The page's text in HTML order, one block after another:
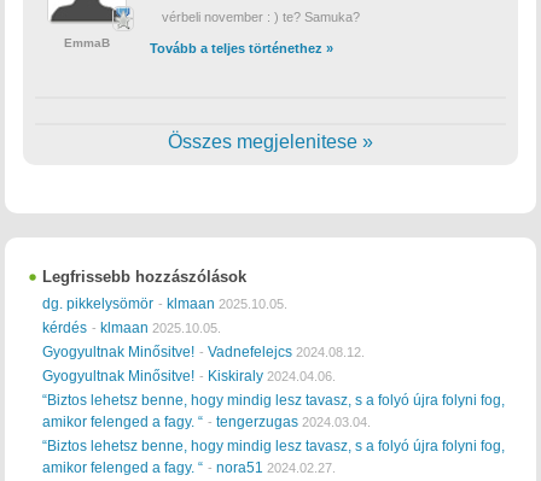
EmmaB
vérbeli november : ) te? Samuka?
Tovább a teljes történethez »
Összes megjelenitese »
Legfrissebb hozzászólások
dg. pikkelysömör - klmaan 2025.10.05.
kérdés - klmaan 2025.10.05.
Gyogyultnak Minősitve! -Vadnefelejcs 2024.08.12.
Gyogyultnak Minősitve! - Kiskiraly 2024.04.06.
“Biztos lehetsz benne, hogy mindig lesz tavasz, s a folyó újra folyni fog,
amikor felenged a fagy. “ -tengerzugas 2024.03.04.
“Biztos lehetsz benne, hogy mindig lesz tavasz, s a folyó újra folyni fog,
amikor felenged a fagy. “ -nora51 2024.02.27.